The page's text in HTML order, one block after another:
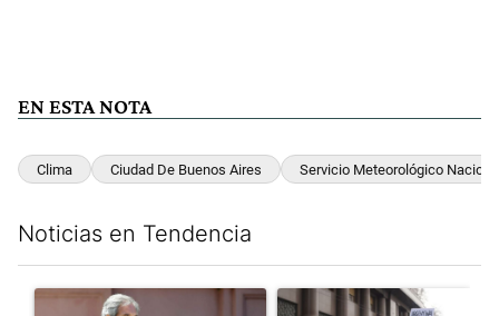
EN ESTA NOTA
Clima Ciudad De Buenos Aires Servicio Meteorológico
Noticias en Tendencia
Un artículo de tendencia con el título "Las inconsistencias de
Un artículo de tendencia con